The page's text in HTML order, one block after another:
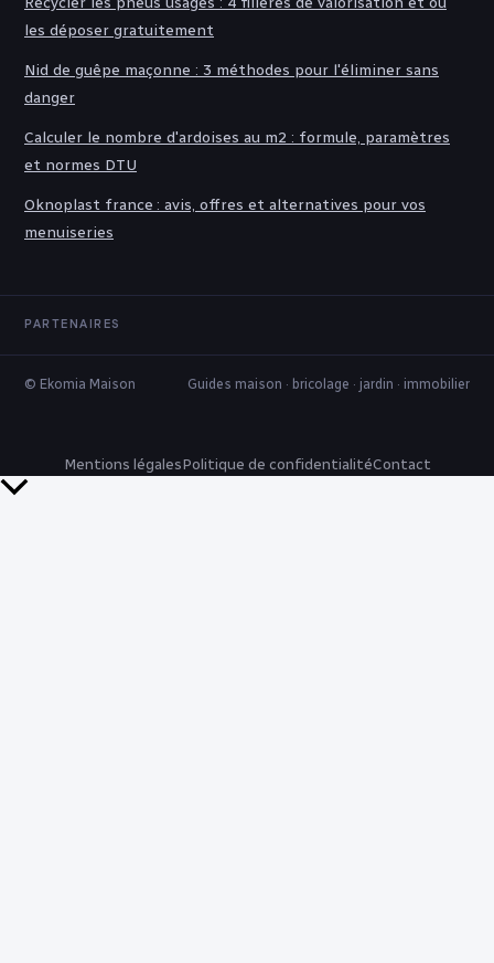
les déposer gratuitement
Nid de guêpe maçonne : 3 méthodes pour l'éliminer sans
danger
Calculer le nombre d'ardoises au m2 : formule, paramètres
et normes DTU
Oknoplast france : avis, offres et alternatives pour vos
menuiseries
PARTENAIRES
© Ekomia Maison Guides maison · bricolage · jardin · immobilier
Mentions légalesPolitique de confidentialitéContact